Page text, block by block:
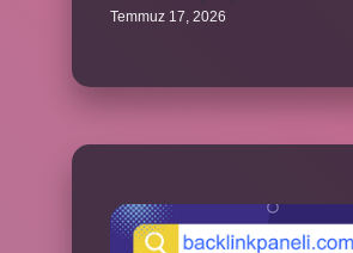
Temmuz 17, 2026